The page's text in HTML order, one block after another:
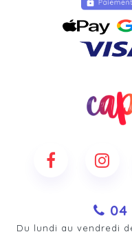
04
Du lundi au vendredi